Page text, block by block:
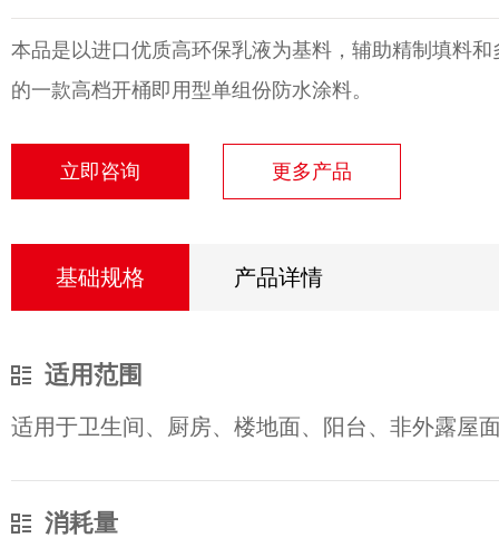
本品是以进口优质高环保乳液为基料，辅助精制填料
的一款高档开桶即用型单组份防水涂料。
立即咨询 更多产品
基础规格 产品详情
适用范围
适用于卫生间、厨房、楼地面、阳台、非外露屋
消耗量